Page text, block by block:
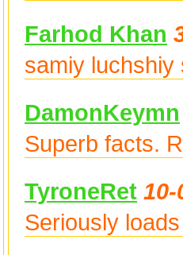
Farhod Khan
samiy
DamonKeymn
Superb facts.
TyroneRet 10-
Seriously